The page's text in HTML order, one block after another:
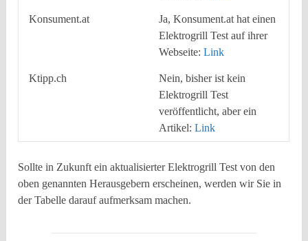
Konsument.at
Ja, Konsument.at hat einen
Elektrogrill Test auf ihrer
Webseite:Link
Ktipp.ch
Nein, bisher ist kein
Elektrogrill Test
veröffentlicht, aber ein
Artikel:Link
Sollte in Zukunft ein aktualisierter Elektrogrill Test von den
oben genannten Herausgebern erscheinen, werden wir Sie in
der Tabelle darauf aufmerksam machen.